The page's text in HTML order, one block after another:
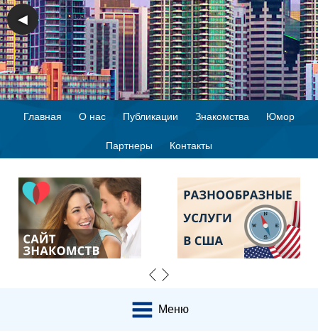
◀ ▶
Главная О нас Публикации Знакомства Юмор
Партнеры Контакты
Меню